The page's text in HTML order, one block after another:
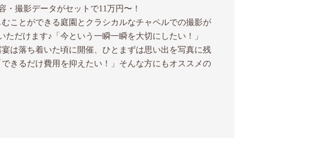
撮影データがセットで11万円〜！
ことができる庭園とクラシカルなチャペルでの撮影が
だけます♪「今という一瞬一瞬を大切にしたい！」
は落ち着いた頃に開催、ひとまずは思い出を写真に残
きるだけ費用を抑えたい！」そんな方にもオススメの